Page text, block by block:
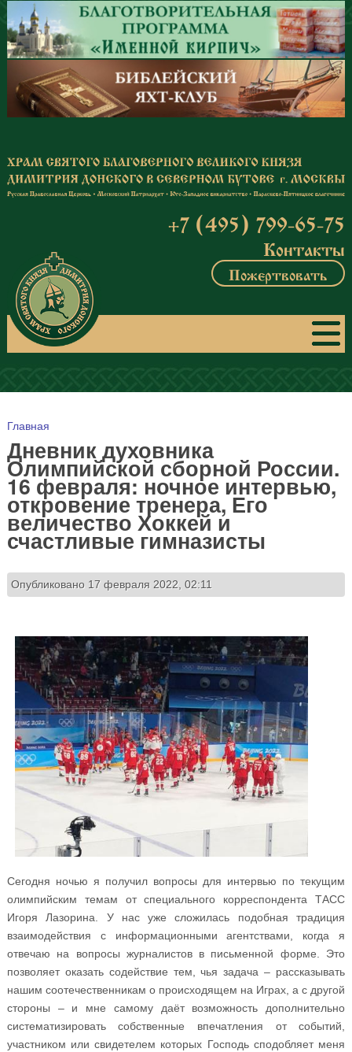
Перейти к основному содержанию
+7 (495) 799-65-75
Контакты
Пожертвовать
Вы здесь
Главная
Дневник духовника
Олимпийской сборной России.
16 февраля: ночное интервью,
откровение тренера, Его
величество Хоккей и
счастливые гимназисты
Опубликовано 17 февраля 2022, 02:11
Сегодня ночью я получил вопросы для интервью по текущим
олимпийским темам от специального корреспондента ТАСС
Игоря Лазорина. У нас уже сложилась подобная традиция
взаимодействия с информационными агентствами, когда я
отвечаю на вопросы журналистов в письменной форме. Это
позволяет оказать содействие тем, чья задача – рассказывать
нашим соотечественникам о происходящем на Играх, а с другой
стороны – и мне самому даёт возможность дополнительно
систематизировать собственные впечатления от событий,
участником или свидетелем которых Господь сподобляет меня